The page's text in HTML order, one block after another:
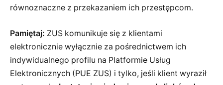
równoznaczne z przekazaniem ich przestępcom.
Pamiętaj: ZUS komunikuje się z klientami
elektronicznie wyłącznie za pośrednictwem ich
indywidualnego profilu na Platformie Usług
Elektronicznych (PUE ZUS) i tylko, jeśli klient wyraził